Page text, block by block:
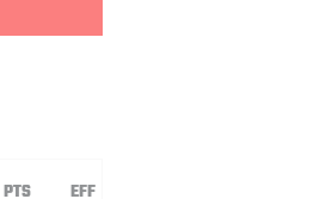
PTS EFF